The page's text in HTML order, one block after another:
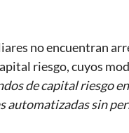
no encuentran
riesgo, cuyos
de capital riesgo
automatizadas sin